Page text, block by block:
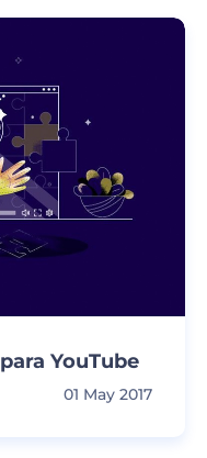
YouTube
01 May 2017